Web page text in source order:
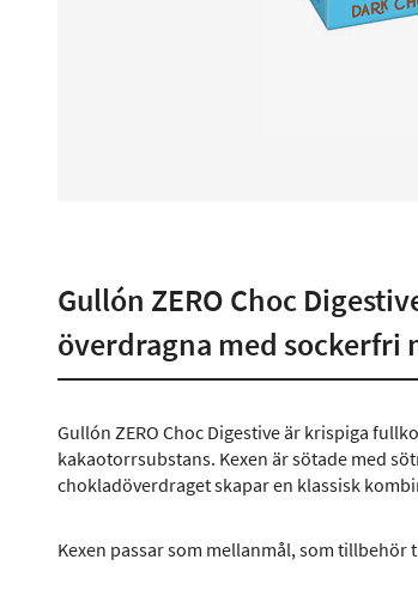
Gullón ZERO Choc
överdragna med sockerfri
Gullón ZERO Choc Digestive är krispiga
kakaotorrsubstans. Kexen är sötade med
chokladöverdraget skapar en klassisk
Kexen passar som mellanmål, som